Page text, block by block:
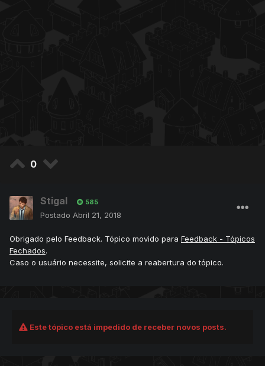
0
Stigal 585
Postado Abril 21, 2018
Obrigado pelo Feedback. Tópico movido para Feedback - Tópicos
Fechados.
Caso o usuário necessite, solicite a reabertura do tópico.
Este tópico está impedido de receber novos posts.